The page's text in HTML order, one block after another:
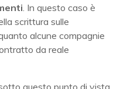
. In questo caso è
scrittura sulle
alcune compagnie
da reale
questo punto di vista